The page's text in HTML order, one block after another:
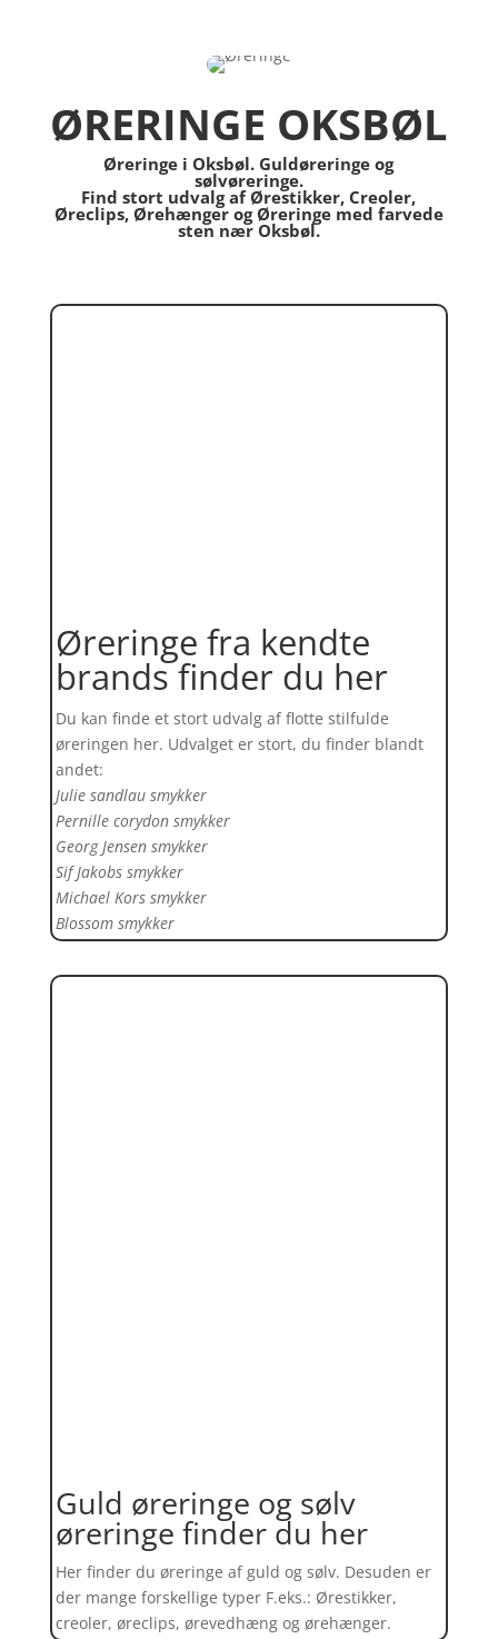
ØRERINGE OKSBØL
Øreringe i Oksbøl. Guldøreringe og
sølvøreringe.
Find stort udvalg af Ørestikker, Creoler,
Øreclips, Ørehænger og Øreringe med farvede
sten nær Oksbøl.
Øreringe fra kendte
brands finder du her
Du kan finde et stort udvalg af flotte stilfulde
øreringen her. Udvalget er stort, du finder blandt
andet:
Julie sandlau smykker
Pernille corydon smykker
Georg Jensen smykker
Sif Jakobs smykker
Michael Kors smykker
Blossom smykker
Guld øreringe og sølv
øreringe finder du her
Her finder du øreringe af guld og sølv. Desuden er
der mange forskellige typer F.eks.: Ørestikker,
creoler, øreclips, ørevedhæng og ørehænger.